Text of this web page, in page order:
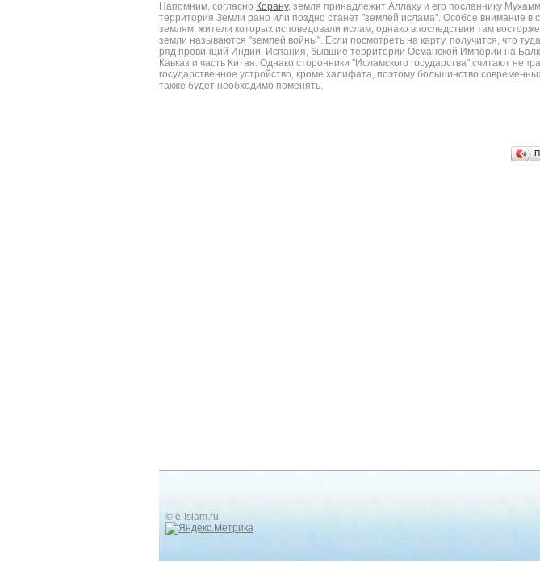
Напомним, согласно Корану, земля принадлежит Аллаху и его посланнику
территория Земли рано или поздно станет "землей ислама". Особое внимание в
землям, жители которых исповедовали ислам, однако впоследствии там
земли называются "землей войны". Если посмотреть на карту, получится, что
ряд провинций Индии, Испания, бывшие территории Османской Империи на
Кавказ и часть Китая. Однако сторонники "Исламского государства" считают
государственное устройство, кроме халифата, поэтому большинство
также будет необходимо поменять.
© e-Islam.ru